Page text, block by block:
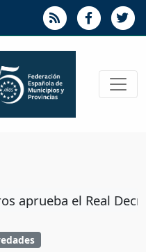
aprueba el Real